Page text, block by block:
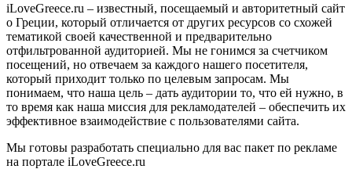
iLoveGreece.ru – известный, посещаемый и авторитетный сайт
о Греции, который отличается от других ресурсов со схожей
тематикой своей качественной и предварительно
отфильтрованной аудиторией. Мы не гонимся за счетчиком
посещений, но отвечаем за каждого нашего посетителя,
который приходит только по целевым запросам. Мы
понимаем, что наша цель – дать аудитории то, что ей нужно, в
то время как наша миссия для рекламодателей – обеспечить их
эффективное взаимодействие с пользователями сайта.
Мы готовы разработать специально для вас пакет по рекламе
на портале iLoveGreece.ru